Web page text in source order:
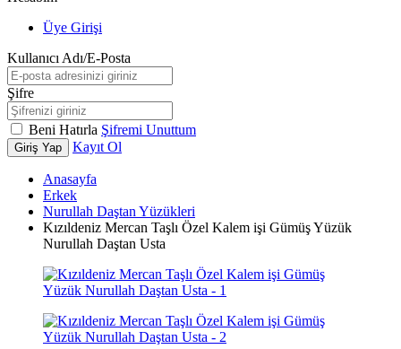
Üye Girişi
Kullanıcı Adı/E-Posta
Şifre
Beni Hatırla Şifremi Unuttum
Giriş Yap Kayıt Ol
Anasayfa
Erkek
Nurullah Daştan Yüzükleri
Kızıldeniz Mercan Taşlı Özel Kalem işi Gümüş Yüzük
Nurullah Daştan Usta